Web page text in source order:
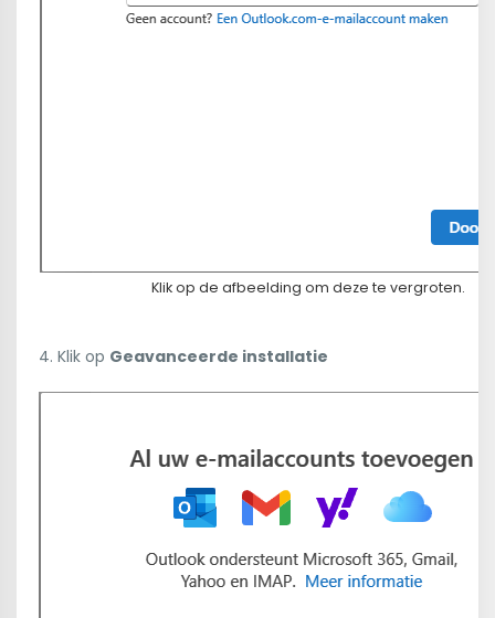
Klik op de afbeelding om deze te vergroten.
4. Klik op Geavanceerde installatie